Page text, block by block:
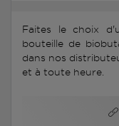
Faites le choix
bouteille de
dans nos
et à toute heure.